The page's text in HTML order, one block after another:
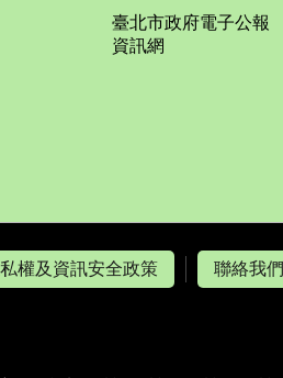
臺北市政府電子公報
資訊網
權及資訊安全政策 聯絡我們